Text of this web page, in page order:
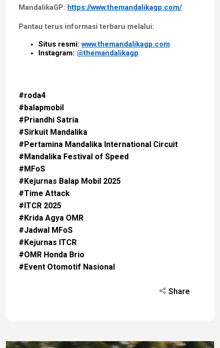
MandalikaGP: https://www.themandalikagp.com/
Pantau terus informasi terbaru melalui:
Situs resmi: www.themandalikagp.com
Instagram: @themandalikagp
#roda4
#balapmobil
#Priandhi Satria
#Sirkuit Mandalika
#Pertamina Mandalika International Circuit
#Mandalika Festival of Speed
#MFoS
#Kejurnas Balap Mobil 2025
#Time Attack
#ITCR 2025
#Krida Agya OMR
#Jadwal MFoS
#Kejurnas ITCR
#OMR Honda Brio
#Event Otomotif Nasional
Share